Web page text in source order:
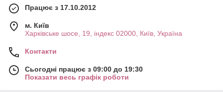
Працює з 17.10.2012
м. Київ
Харківське шосе, 19, індекс 02000, Київ, Україна
Контакти
Сьогодні працює з 09:00 до 19:30
Показати весь графік роботи